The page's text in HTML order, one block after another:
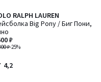
RALPH LAUREN
Big Pony / Биг Пони,
₽-25%
₽
4,2